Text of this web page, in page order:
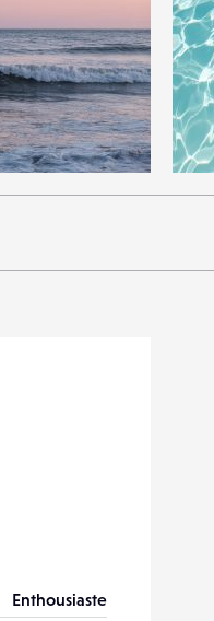
Enthousiaste